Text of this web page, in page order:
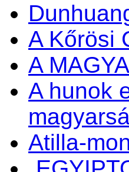
A Kőrösi
A
A hunok
Atilla-